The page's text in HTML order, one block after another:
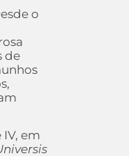
o
de
IV, em